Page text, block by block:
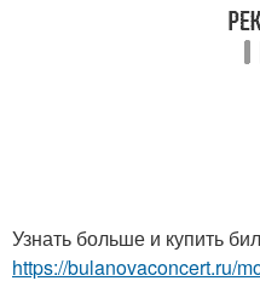
Узнать больше и купить
https://bulanovaconcert.ru/